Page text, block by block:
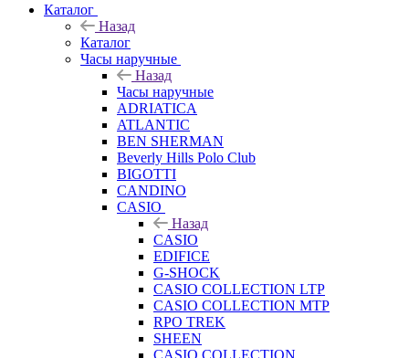
Каталог
Назад
Каталог
Часы наручные
Назад
Часы наручные
ADRIATICA
ATLANTIC
BEN SHERMAN
Beverly Hills Polo Club
BIGOTTI
CANDINO
CASIO
Назад
CASIO
EDIFICE
G-SHOCK
CASIO COLLECTION LTP
CASIO COLLECTION MTP
RPO TREK
SHEEN
CASIO COLLECTION